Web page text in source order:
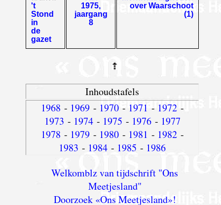
't
Stond
in
de
gazet
1975,
jaargang
8
over Waarschoot
(1)
Inhoudstafels
1968 - 1969- 1970- 1971 - 1972-
1973 - 1974- 1975 - 1976- 1977
1978 - 1979- 1980- 1981 - 1982-
1983 - 1984 - 1985 - 1986
Welkomblz van tijdschrift "Ons
Meetjesland"
Doorzoek «Ons Meetjesland»!